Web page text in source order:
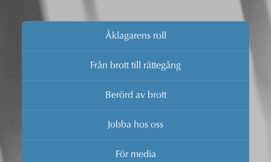
Åklagarens roll
Från brott till rättegång
Berörd av brott
Jobba hos oss
För media